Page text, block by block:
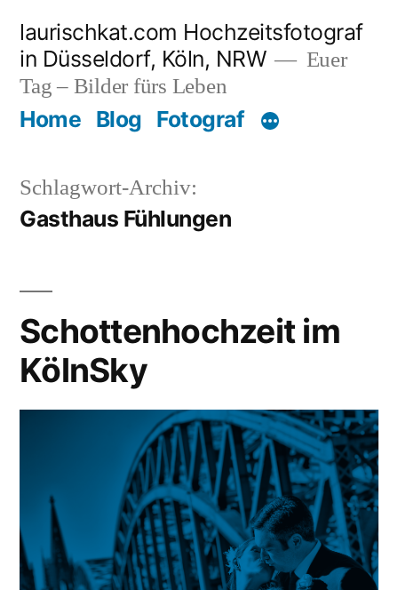
Inhalt
springen
laurischkat.com Hochzeitsfotograf
in Düsseldorf, Köln, NRW
Euer
Tag – Bilder fürs Leben
Home Blog Fotograf
Schlagwort-Archiv:
Gasthaus Fühlungen
Schottenhochzeit im
KölnSky